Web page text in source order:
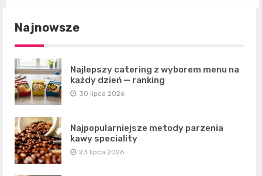
Najnowsze
Najlepszy catering z wyborem menu na
każdy dzień — ranking
30 lipca 2026
Najpopularniejsze metody parzenia
kawy speciality
23 lipca 2026